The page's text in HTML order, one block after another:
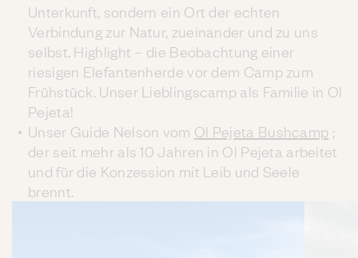
Unterkunft, sondern ein Ort der echten
Verbindung zur Natur, zueinander und zu uns
selbst. Highlight – die Beobachtung einer
riesigen Elefantenherde vor dem Camp zum
Frühstück. Unser Lieblingscamp als Familie in Ol
Pejeta!
Unser Guide Nelson vom Ol Pejeta Bushcamp ;
der seit mehr als 10 Jahren in Ol Pejeta arbeitet
und für die Konzession mit Leib und Seele
brennt.